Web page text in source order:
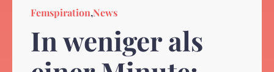
Femspiration,News
In weniger als